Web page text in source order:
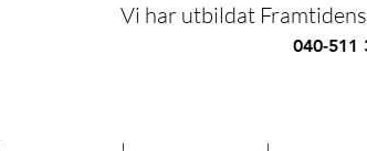
Vi har utbildat
040-511